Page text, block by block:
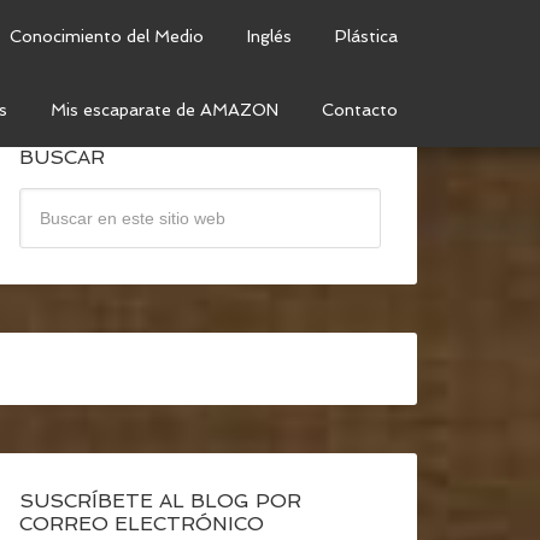
Conocimiento del Medio Inglés Plástica
Mis escaparate de AMAZON Contacto
BUSCAR
SUSCRÍBETE AL BLOG POR
CORREO ELECTRÓNICO